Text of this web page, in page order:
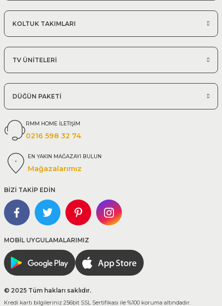
KOLTUK TAKIMLARI
TV ÜNİTELERİ
DÜĞÜN PAKETİ
RMM HOME İLETİŞİM
0216 598 32 74
EN YAKIN MAĞAZAYI BULUN
Mağazalarımız
BİZİ TAKİP EDİN
MOBİL UYGULAMALARIMIZ
© 2025 Tüm hakları saklıdır.
Kredi kartı bilgileriniz 256bit SSL Sertifikası ile %100 koruma altındadır.